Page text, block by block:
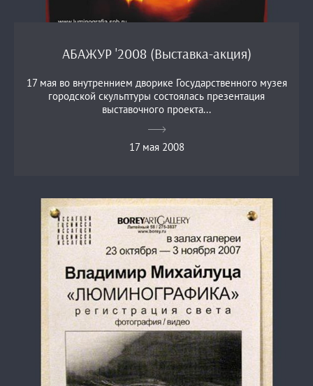
АБАЖУР '2008 (Выставка-акция)
17 мая во внутреннием дворике Государственного музея
городской скульптуры состоялась презентация
выставочного проекта...
17 мая 2008